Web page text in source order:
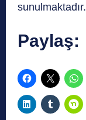
sunulmaktadır.
Paylaş: